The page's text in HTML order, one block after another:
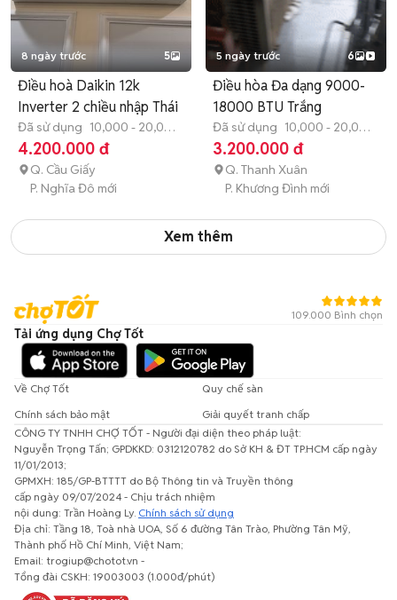
8 ngày trước 5
Điều hoà Daikin 12k
Inverter 2 chiều nhập Thái
Đã sử dụng 10,000 - 20,000
BTU
4.200.000 đ
Q. Cầu Giấy
P. Nghĩa Đô mới
5 ngày trước 6
Điều hòa Đa dạng 9000-
18000 BTU Trắng
Đã sử dụng 10,000 - 20,000
BTU
3.200.000 đ
Q. Thanh Xuân
P. Khương Đình mới
Xem thêm
109.000 Bình chọn
Tải ứng dụng Chợ Tốt
Về Chợ Tốt
Quy chế sàn
Chính sách bảo mật
Giải quyết tranh chấp
CÔNG TY TNHH CHỢ TỐT - Người đại diện theo pháp luật:
Nguyễn Trọng Tấn; GPDKKD: 0312120782 do Sở KH & ĐT TP.HCM cấp ngày
11/01/2013;
GPMXH: 185/GP-BTTTT do Bộ Thông tin và Truyền thông
cấp ngày 09/07/2024 - Chịu trách nhiệm
nội dung: Trần Hoàng Ly. Chính sách sử dụng
Địa chỉ: Tầng 18, Toà nhà UOA, Số 6 đường Tân Trào, Phường Tân Mỹ,
Thành phố Hồ Chí Minh, Việt Nam;
Email: trogiup@chotot.vn -
Tổng đài CSKH: 19003003 (1.000đ/phút)